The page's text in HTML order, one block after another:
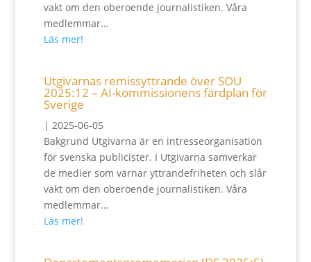
vakt om den oberoende journalistiken. Våra
medlemmar…
Läs mer!
Utgivarnas remissyttrande över SOU
2025:12 – AI-kommissionens färdplan för
Sverige
| 2025-06-05
Bakgrund Utgivarna är en intresseorganisation
för svenska publicister. I Utgivarna samverkar
de medier som värnar yttrandefriheten och slår
vakt om den oberoende journalistiken. Våra
medlemmar…
Läs mer!